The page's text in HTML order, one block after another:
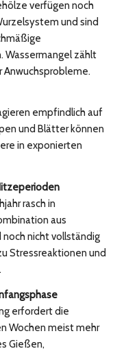
verfügen noch
und sind
Wassermangel zählt
Anwuchsprobleme.
empfindlich auf
und Blätter können
in exponierten
rasch in
aus
nicht vollständig
Stressreaktionen und
erfordert die
Wochen meist mehr
Gießen,